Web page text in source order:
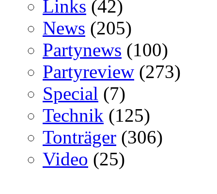
Links (42)
News (205)
Partynews (100)
Partyreview (273)
Special (7)
Technik (125)
Tonträger (306)
Video (25)